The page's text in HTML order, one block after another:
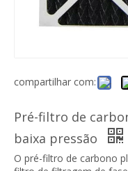
compartilhar com:
Pré-filtro de
baixa pressão
O pré-filtro de carbono